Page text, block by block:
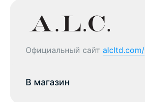
Официальный сайт alcltd.com/
В магазин